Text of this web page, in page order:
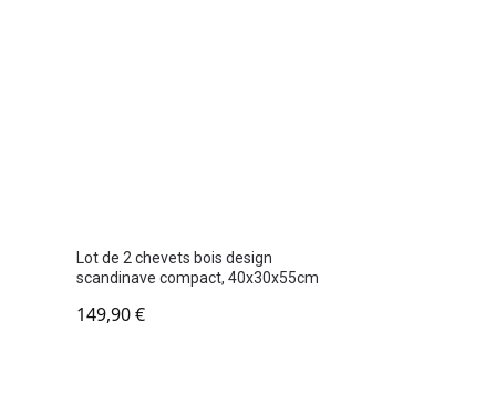
Lot de 2 chevets bois design
scandinave compact, 40x30x55cm
149,90€